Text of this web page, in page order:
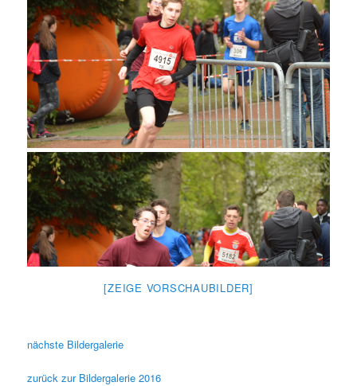
[ZEIGE VORSCHAUBILDER]
nächste Bildergalerie
zurück zur Bildergalerie 2016